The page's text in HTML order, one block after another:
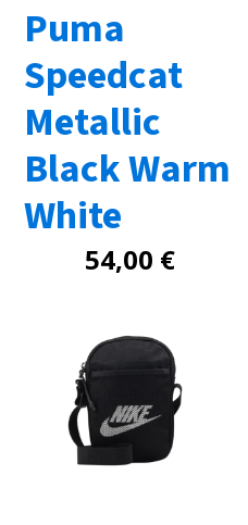
Puma
Speedcat
Metallic
Black Warm
White
54,00 €